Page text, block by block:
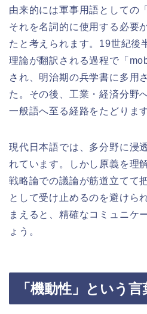
由来的には軍事用語としての
それを名詞的に使用する必要
たと考えられます。19世紀後
理論が翻訳される過程で「
され、明治期の兵学書に多用
た。その後、工業・経済分野
一般語へ至る経路をたどります
現代日本語では、多分野に浸
れています。しかし原義を理
戦略論での議論が筋道立てて
として受け止めるのを避けら
まえると、精確なコミュニケ
ょう。
「機動性」という